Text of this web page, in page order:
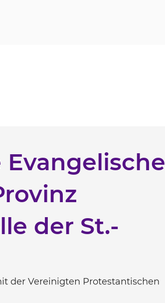
der St.-
der Vereinigten Protestantischen